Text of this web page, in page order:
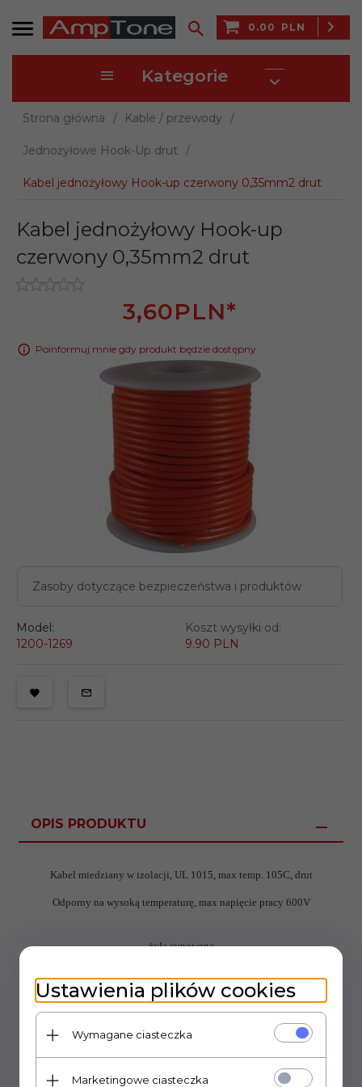
0.00 PLN
Kategorie
Strona główna Kable / przewody
Jednożyłowe Hook-Up drut
Kabel jednożyłowy Hook-up czerwony 0,35mm2 drut
Zasoby dotyczące bezpieczeństwa i produktów
Kabel jednożyłowy Hook-up
czerwony 0,35mm2 drut
3,60PLN*
Poinformuj mnie gdy produkt będzie dostępny
Model:
1200-1269
Koszt wysyłki od:
9.90 PLN
OPIS PRODUKTU
Kabel miedziany w izolacji, UL 1015, max temp. 105C, drut
Odporny na wysoką temperaturę, max napięcie pracy 600V
żyła cynowana
przekrój: 0,35mm2
cena za 0,5m bieżącego
Made in USA
Ustawienia plików cookies
Wymagane ciasteczka
Marketingowe ciasteczka